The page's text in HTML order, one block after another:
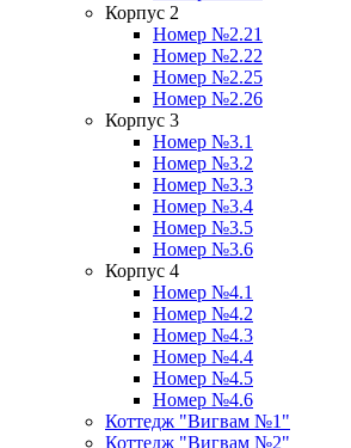
Корпус 2
Номер №2.21
Номер №2.22
Номер №2.25
Номер №2.26
Корпус 3
Номер №3.1
Номер №3.2
Номер №3.3
Номер №3.4
Номер №3.5
Номер №3.6
Корпус 4
Номер №4.1
Номер №4.2
Номер №4.3
Номер №4.4
Номер №4.5
Номер №4.6
Коттедж "Вигвам №1"
Коттедж "Вигвам №2"